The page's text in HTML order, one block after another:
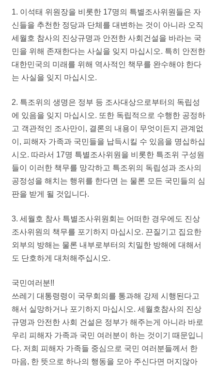
1. 이석태 위원장을 비롯한 17명의 특별조사위원들은 자
신들을 추천한 정당과 단체를 대변하는 것이 아니라 오직
세월호 참사의 진상규명과 안전한 사회건설을 바라는 국
민을 위해 존재한다는 사실을 잊지 마십시오. 특히 안전한
대한민국의 미래를 위해 역사적인 책무를 완수해야 한다
는 사실을 잊지 마십시오.
2. 특조위의 생명은 정부 등 조사대상으로부터의 독립성
에 있음을 잊지 마십시오. 또한 독립적으로 수행한 공정하
고 객관적인 조사만이, 결론의 내용이 무엇이든지 관계없
이, 피해자 가족과 국민들을 납득시킬 수 있음을 명십하십
시오. 따라서 17명 특별조사위원을 비롯한 특조위 구성원
들이 이러한 책무를 망각하고 특조위의 독립성과 조사의
공정성을 해치는 행위를 한다면 는 물론 모든 국민들의 심
판을 받게 될 것입니다.
3. 세월호 참사 특별조사위원회는 어떠한 경우에도 진상
조사위원의 책무를 포기하지 마십시오. 끈질기고 집요한
외부의 방해는 물론 내부로부터의 치밀한 방해에 대해서
도 단호하게 대처해주십시오.
국민여러분!!
쓰레기 대통령령이 국무회의를 통과해 강제 시행된다고
해서 실망하거나 포기하지 마십시오. 세월호참사의 진상
규명과 안전한 사회 건설은 정부가 해주는게 아니라 바로
우리 피해자 가족과 국민 여러분이 하는 것이기 때문입니
다. 저희 피해자 가족들 중심으로 국민 여러분들께서 한
마음, 한 뜻으로 하나의 행동을 모아 주신다면 머지않아